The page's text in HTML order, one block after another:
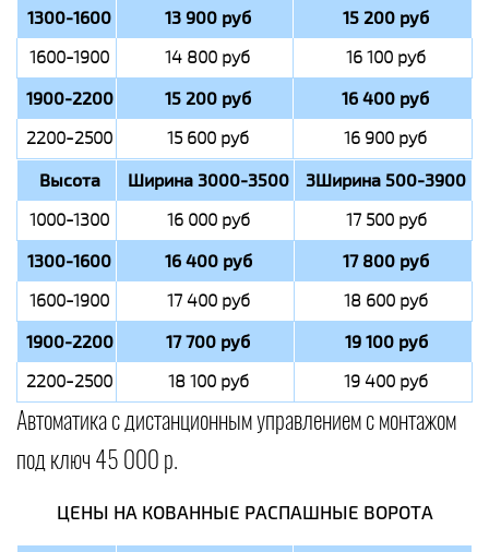
1300-1600 13 900 руб 15 200 руб
1600-1900 14 800 руб 16 100 руб
1900-2200 15 200 руб 16 400 руб
2200-2500 15 600 руб 16 900 руб
Высота Ширина 3000-3500 3Ширина 500-3900
1000-1300 16 000 руб 17 500 руб
1300-1600 16 400 руб 17 800 руб
1600-1900 17 400 руб 18 600 руб
1900-2200 17 700 руб 19 100 руб
2200-2500 18 100 руб 19 400 руб
Автоматика с дистанционным управлением с монтажом
под ключ 45 000 р.
ЦЕНЫ НА КОВАННЫЕ РАСПАШНЫЕ ВОРОТА